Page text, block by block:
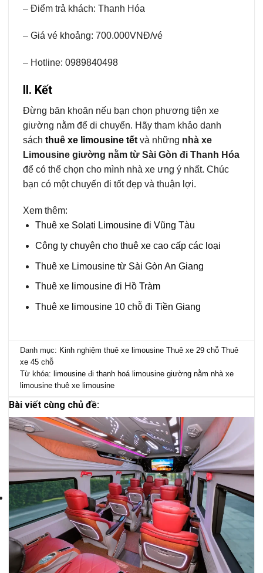
– Điểm trả khách: Thanh Hóa
– Giá vé khoảng: 700.000VNĐ/vé
– Hotline: 0989840498
II. Kết
Đừng băn khoăn nếu bạn chọn phương tiện xe
giường nằm để di chuyển. Hãy tham khảo danh
sách thuê xe limousine tết và những nhà xe
Limousine giường nằm từ Sài Gòn đi Thanh Hóa
để có thể chọn cho mình nhà xe ưng ý nhất. Chúc
bạn có một chuyến đi tốt đẹp và thuận lợi.
Xem thêm:
Thuê xe Solati Limousine đi Vũng Tàu
Công ty chuyên cho thuê xe cao cấp các loại
Thuê xe Limousine từ Sài Gòn An Giang
Thuê xe limousine đi Hồ Tràm
Thuê xe limousine 10 chỗ đi Tiền Giang
Danh mục: Kinh nghiệm thuê xe limousine Thuê xe 29 chỗ Thuê
xe 45 chỗ
Từ khóa: limousine đi thanh hoá limousine giường nằm nhà xe
limousine thuê xe limousine
Bài viết cùng chủ đề: